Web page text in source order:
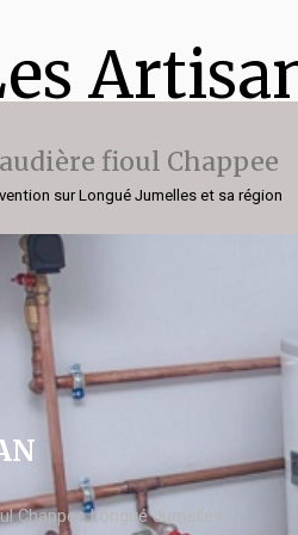
fioul Chappee
sur Longué Jumelles et sa région
Chappee Longué Jumelles